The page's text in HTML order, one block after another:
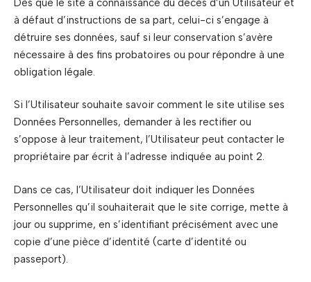
à défaut d’instructions de sa part, celui-ci s’engage à
détruire ses données, sauf si leur conservation s’avère
nécessaire à des fins probatoires ou pour répondre à une
obligation légale.
Si l’Utilisateur souhaite savoir comment le site utilise ses
Données Personnelles, demander à les rectifier ou
s’oppose à leur traitement, l’Utilisateur peut contacter le
propriétaire par écrit à l’adresse indiquée au point 2.
Dans ce cas, l’Utilisateur doit indiquer les Données
Personnelles qu’il souhaiterait que le site corrige, mette à
jour ou supprime, en s’identifiant précisément avec une
copie d’une pièce d’identité (carte d’identité ou
passeport).